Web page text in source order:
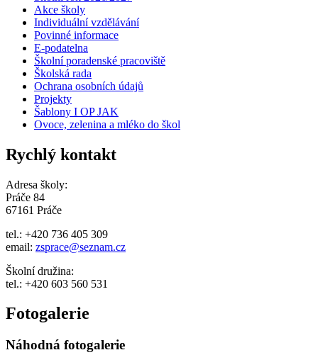
Akce školy
Individuální vzdělávání
Povinné informace
E-podatelna
Školní poradenské pracoviště
Školská rada
Ochrana osobních údajů
Projekty
Šablony I OP JAK
Ovoce, zelenina a mléko do škol
Rychlý kontakt
Adresa školy:
Práče 84
67161 Práče
tel.: +420 736 405 309
email: zsprace@seznam.cz
Školní družina:
tel.: +420 603 560 531
Fotogalerie
Náhodná fotogalerie